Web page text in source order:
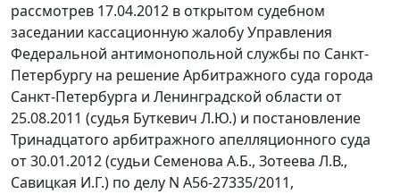
рассмотрев 17.04.2012 в открытом судебном
заседании кассационную жалобу Управления
Федеральной антимонопольной службы по Санкт-
Петербургу на решение Арбитражного суда города
Санкт-Петербурга и Ленинградской области от
25.08.2011 (судья Буткевич Л.Ю.) и постановление
Тринадцатого арбитражного апелляционного суда
от 30.01.2012 (судьи Семенова А.Б., Зотеева Л.В.,
Савицкая И.Г.) по делу N А56-27335/2011,